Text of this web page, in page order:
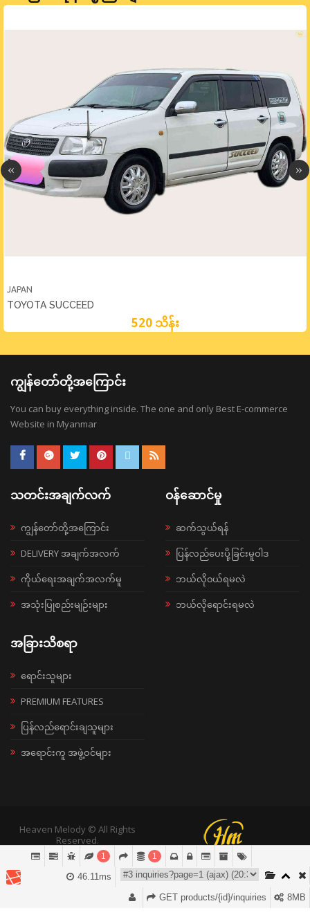
JAPAN
TOYOTA SUCCEED
520 သိန်း
ကျွန်တော်တို့အကြောင်း
You can buy everything inside. The one and only Best E-commerce
Website in Myanmar
သတင်းအချက်လက်
ကျွန်တော်တို့အကြောင်း
DELIVERY အချက်အလက်
ကိုယ်ရေးအချက်အလက်မူ
အသုံးပြုစည်းမျဉ်းများ
ဝန်ဆောင်မှု
ဆက်သွယ်ရန်
ပြန်လည်ပေးပို့ခြင်းမူဝါဒ
ဘယ်လို၀ယ်ရမလဲ
ဘယ်လိုရောင်းရမလဲ
အခြားသိစရာ
ရောင်းသူများ
PREMIUM FEATURES
ပြန်လည်ရောင်းချသူများ
အရောင်းကူ အဖွဲ့ဝင်များ
Heaven Melody © All Rights
Reserved.
1 1
46.11ms
8MB
GET products/{id}/inquiries